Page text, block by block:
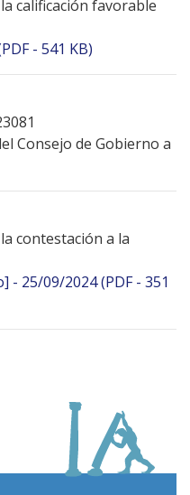
calificación favorable
- 541 KB)
Consejo de Gobierno a
contestación a la
- 25/09/2024 (PDF - 351